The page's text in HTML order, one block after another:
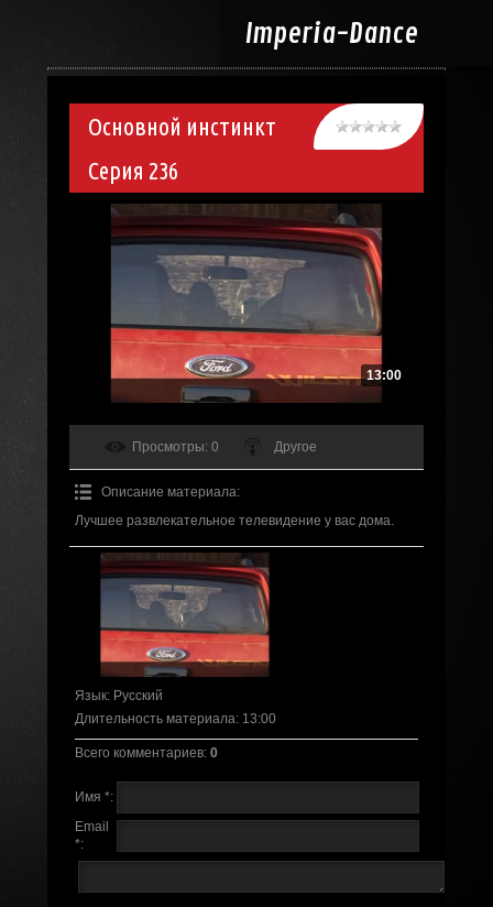
Imperia-Dance
Основной инстинкт
Серия 236
13:00
Просмотры: 0 Другое
Описание материала:
Лучшее развлекательное телевидение у вас дома.
Язык: Русский
Длительность материала: 13:00
Всего комментариев: 0
Имя *:
Email
*: